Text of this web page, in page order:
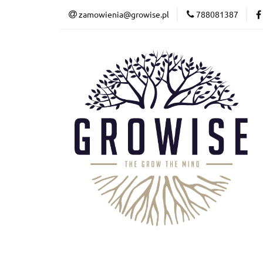
zamowienia@growise.pl 788081387
Terrarystyka